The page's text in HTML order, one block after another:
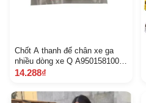
Chốt A thanh để chân xe ga
nhiều dòng xe Q A9501581000
309
14.288₫